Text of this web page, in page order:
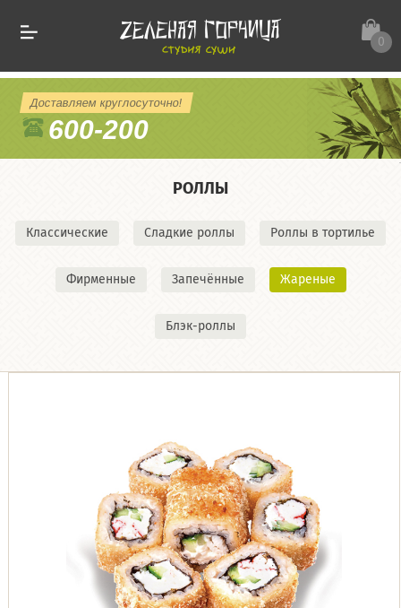
0
Доставляем круглосуточно!
600-200
РОЛЛЫ
Классические Сладкие роллы Роллы в тортилье
Фирменные Запечённые Жареные
Блэк-роллы